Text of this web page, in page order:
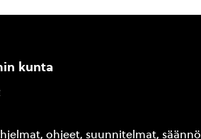
kunta
ohjeet, suunnitelmat,